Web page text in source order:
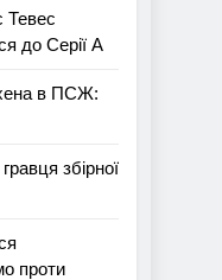
Тевес
до Серії А
в ПСЖ:
збірної
проти